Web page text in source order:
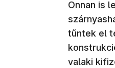
Onnan is
tűntek el
valaki